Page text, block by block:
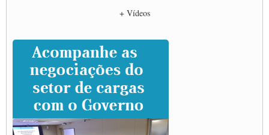
CNTTL e entidades dos caminhoneiros conversam com governo Lula sobre pautas
Caminhoneiros prometem paralisação e cobram diálogo com Lula
CNTTL e lideranças de caminhoneiros participam de debate sobre saúde nas
rodovias
Paulinho e Litti debatem política global para transporte rodoviário de cargas na
SUTCRA no Uruguai
Grande Conquista da Categoria transporte de Cargas e Caminhoneiros Autonomos
ENCONTRO INTERNACIONAL EM APOIO A CLASSE TRABALHADORA
DO BRASIL E A ELEIÇÃO 2022
+ Vídeos